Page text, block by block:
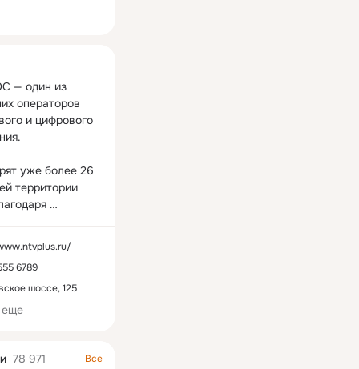
— один из
операторов
и цифрового
уже более 26
территории
НТВ-ПЛЮС
смотреть ваш
звука как на
6789
шоссе, 125
еще
78 971 Все